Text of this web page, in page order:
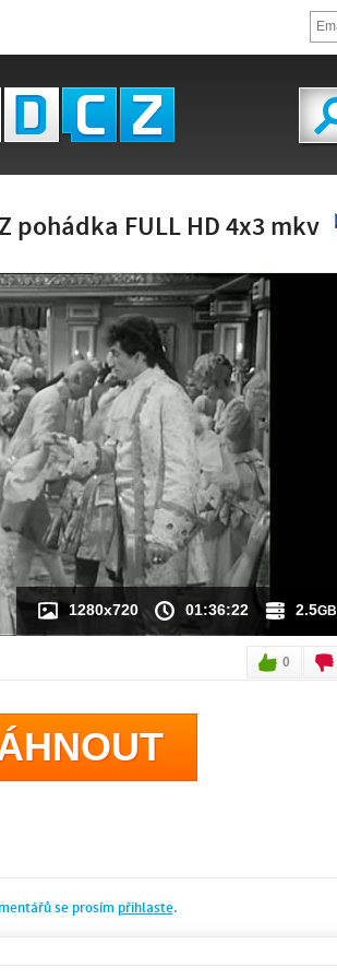
pohádka FULL HD 4x3 mkv
VIDEA
K DISPOZICI
1280x720 01:36:22 2.5GB
0
se prosím přihlaste.